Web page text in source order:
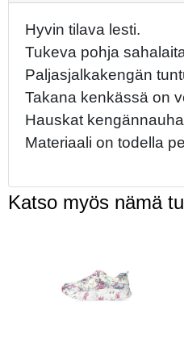
Hyvin tilava lesti.
Tukeva pohja
Paljasjalkakengän
Takana kenkässä on
Hauskat
Materiaali on todella
Katso myös nämä